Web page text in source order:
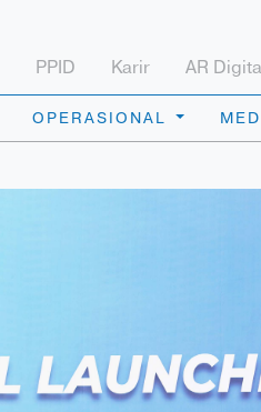
PPID Karir AR
OPERASIONAL